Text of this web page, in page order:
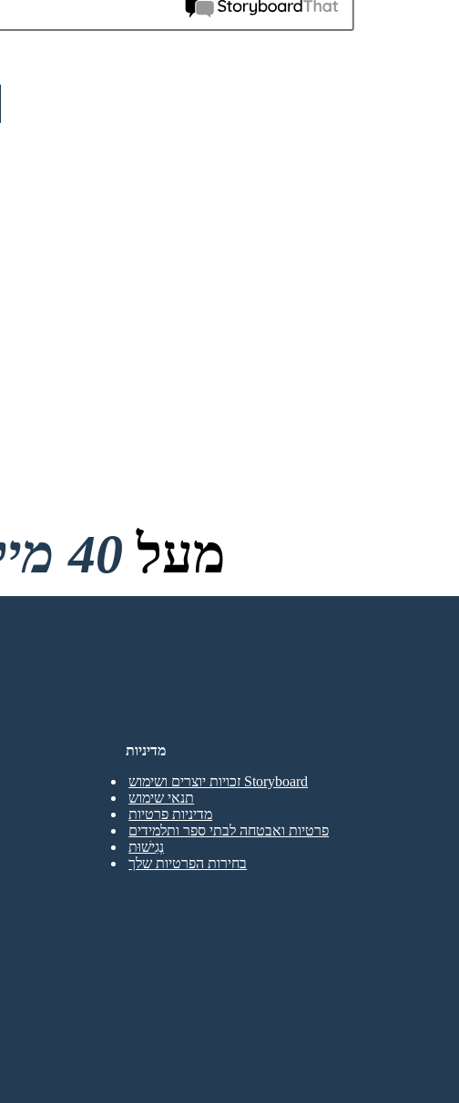
מעל 40 מיליון
אין הורדות, אין כרטיס אשראי ואין צורך בכניסה כדי לנסות!
מדיניות
זכויות יוצרים ושימוש Storyboard
תנאי שימוש
מדיניות פרטיות
פרטיות ואבטחה לבתי ספר ותלמידים
נְגִישׁוּת
בחירות הפרטיות שלך